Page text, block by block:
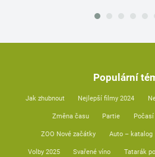
Populární
Jak zhubnout Nejlepší filmy 2024
Změna času Partie Počasí
ZOO Nové začátky Auto – katalog
Volby 2025 Svařené víno Tatarák